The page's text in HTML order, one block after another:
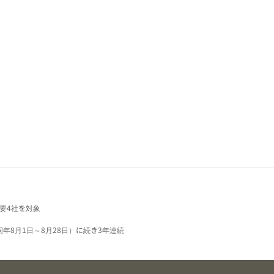
4社を対象
8月1日～8月28日）に続き3年連続